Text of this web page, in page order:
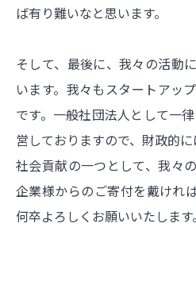
ば有り難いなと思います。
そして、最後に、我々の活動
います。我々もスタートアッ
です。一般社団法人として一
営しておりますので、財政的に
社会貢献の一つとして、我々
企業様からのご寄付を戴けれ
何卒よろしくお願いいたします。